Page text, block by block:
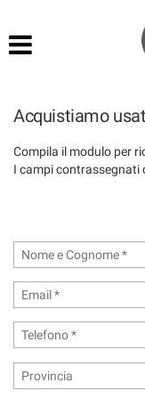
SERVIZI
NOLEGGIO O ACQUISTO
ASSISTENZA
CONTATTI
Acquistiamo
Compila il modulo per
I campi contrassegnati
tue
seguente
pannello
esprimere
le
tue
preferenze
consenso
alle
tecnologie
di